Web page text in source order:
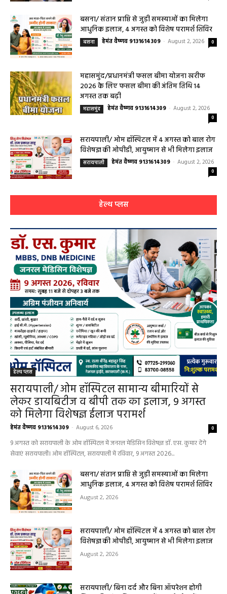
बसना/ संतान प्राप्ति से जुड़ी समस्याओं का मिलेगा
आधुनिक इलाज, 4 अगस्त को विशेष परामर्श शिविर
बसना हेमंत वैष्णव 9131614309 - August 2, 2026 0
महासमुंद/प्रधानमंत्री फसल बीमा योजना खरीफ
2026 के लिए फसल बीमा की अंतिम तिथि 14
अगस्त तक बढ़ी
महासमुंद हेमंत वैष्णव 9131614309 - August 2, 2026
0
सरायपाली/ ओम हॉस्पिटल में 4 अगस्त को बाल रोग
विशेषज्ञ की ओपीडी, आयुष्मान से भी मिलेगा इलाज
सरायपाली हेमंत वैष्णव 9131614309 - August 2, 2026
0
हेल्थ प्लस
हेल्थ प्लस
सरायपाली/ ओम हॉस्पिटल सामान्य बीमारियों से
लेकर डायबिटीज व बीपी तक का इलाज, 9 अगस्त
को मिलेगा विशेषज्ञ ईलाज परामर्श
हेमंत वैष्णव 9131614309 - August 6, 2026 0
9 अगस्त को सरायपाली के ओम हॉस्पिटल में जनरल मेडिसिन विशेषज्ञ डॉ. एस. कुमार देंगे
सेवाएं सरायपाली। ओम हॉस्पिटल, सरायपाली में रविवार, 9 अगस्त 2026...
बसना/ संतान प्राप्ति से जुड़ी समस्याओं का मिलेगा
आधुनिक इलाज, 4 अगस्त को विशेष परामर्श शिविर
August 2, 2026
सरायपाली/ ओम हॉस्पिटल में 4 अगस्त को बाल रोग
विशेषज्ञ की ओपीडी, आयुष्मान से भी मिलेगा इलाज
August 2, 2026
सरायपाली/ बिना दर्द और बिना ऑपरेशन होगी